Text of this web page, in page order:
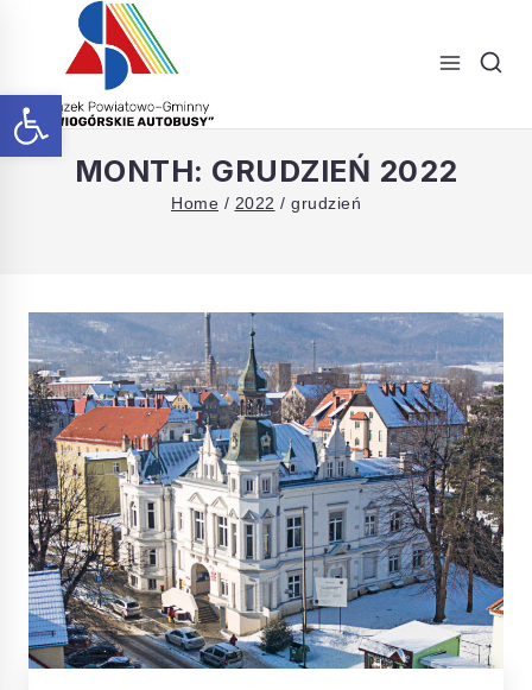
Open toolbar
MONTH: GRUDZIEŃ 2022
Home / 2022 / grudzień